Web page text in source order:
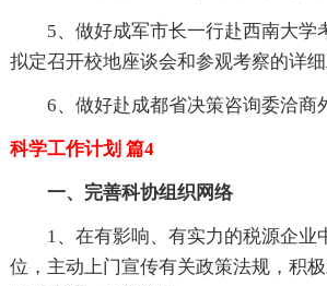
5、做好成军市长一行赴西南大学
拟定召开校地座谈会和参观考察的详细
6、做好赴成都省决策咨询委洽商
科学工作计划 篇4
一、完善科协组织网络
1、在有影响、有实力的税源企业
位，主动上门宣传有关政策法规，积